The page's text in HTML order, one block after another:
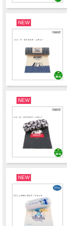
NEW
NEW
NEW